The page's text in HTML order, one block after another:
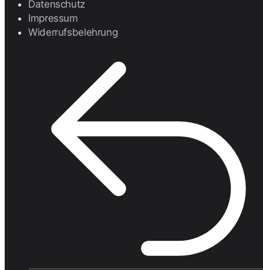
Datenschutz
Impressum
Widerrufsbelehrung